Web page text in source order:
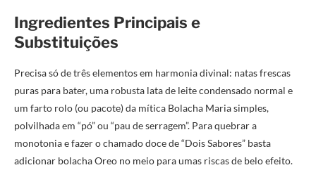
Ingredientes Principais e
Substituições
Precisa só de três elementos em harmonia divinal: natas frescas
puras para bater, uma robusta lata de leite condensado normal e
um farto rolo (ou pacote) da mítica Bolacha Maria simples,
polvilhada em “pó” ou “pau de serragem”. Para quebrar a
monotonia e fazer o chamado doce de “Dois Sabores” basta
adicionar bolacha Oreo no meio para umas riscas de belo efeito.